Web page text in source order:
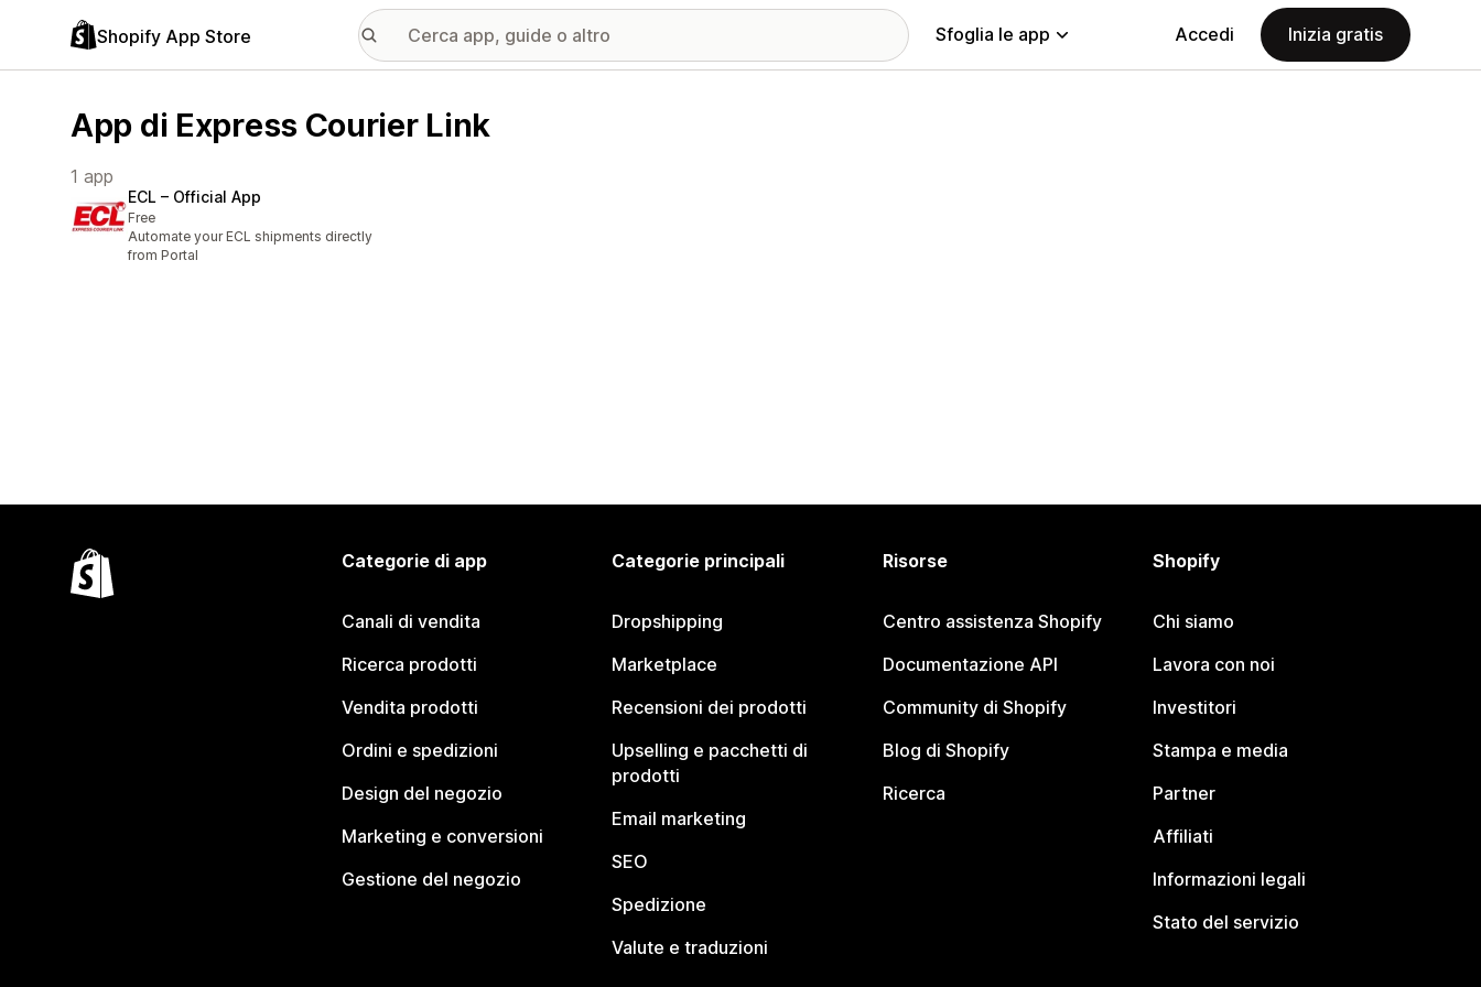
Shopify App Store Sfoglia le app Accedi Inizia gratis
App di Express Courier Link
1 app
ECL – Official App
Free
Automate your ECL shipments directly
from Portal
Categorie di app
Canali di vendita
Ricerca prodotti
Vendita prodotti
Ordini e spedizioni
Design del negozio
Marketing e conversioni
Gestione del negozio
Categorie principali
Dropshipping
Marketplace
Recensioni dei prodotti
Upselling e pacchetti di
prodotti
Email marketing
SEO
Spedizione
Valute e traduzioni
Risorse
Centro assistenza Shopify
Documentazione API
Community di Shopify
Blog di Shopify
Ricerca
Shopify
Chi siamo
Lavora con noi
Investitori
Stampa e media
Partner
Affiliati
Informazioni legali
Stato del servizio